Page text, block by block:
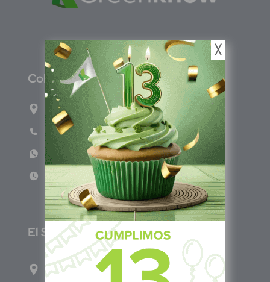
Colombia
Carrera 47A #95-56 oficina 305.
Teléfono: (601) 757 0706
WhatsApp: +57 317 465 1554
Lun - Vie 8:00am - 5:00pm
El Salvador
1ro Cll Pte, y 61 Av Nte, #3206, Local 9, San
Salvador Centro
╳